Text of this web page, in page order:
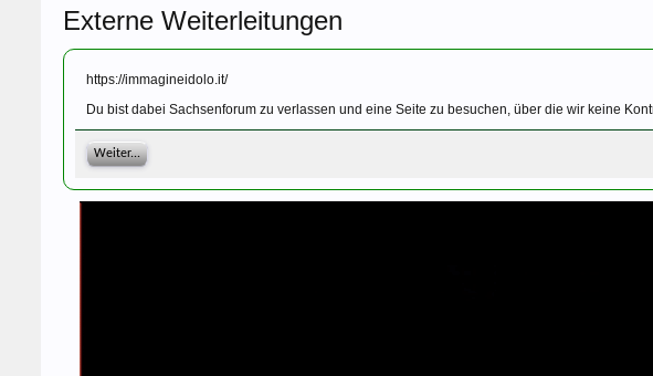
Externe Weiterleitungen
https://immagineidolo.it/
Du bist dabei Sachsenforum zu verlassen und eine Seite zu besuchen, über die wir keine
Weiter...